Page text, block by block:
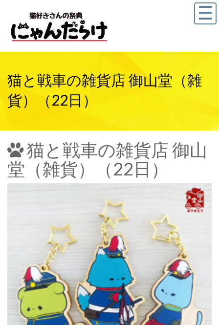
猫と戦車の雑貨店 御山堂（雑
貨）（22日）
猫と戦車の雑貨店 御山
堂（雑貨）（22日）